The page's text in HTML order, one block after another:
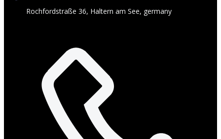
Rochfordstraße 36, Haltern am See, germany